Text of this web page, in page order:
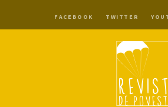
FACEBOOK TWITTER